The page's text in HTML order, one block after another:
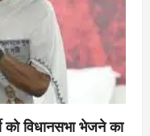
को विधानसभा भेजने का